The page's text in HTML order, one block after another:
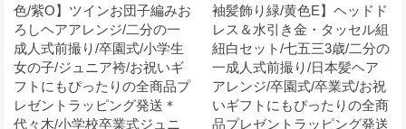
色/紫O】ツインお団子編みお
ろしヘアアレンジ/二分の一
成人式前撮り/卒園式/小学生
女の子/ジュニア袴/お祝いギ
フトにもぴったりの全商品プ
レゼントラッピング発送＊
代々木/小学校卒業式ジュニ
袖髪飾り緑/黄色E】ヘッドド
レス＆水引き金・タッセル組
紐白セット/七五三3歳/二分の
一成人式前撮り/日本髪ヘア
アレンジ/卒園式/卒業式/お祝
いギフトにもぴったりの全商
品プレゼントラッピング発送